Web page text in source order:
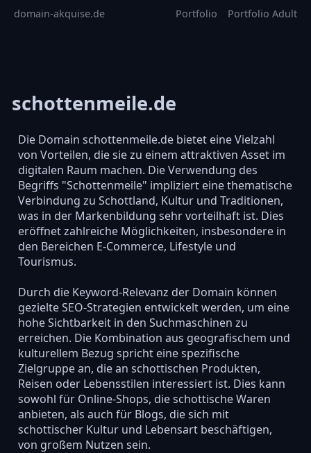
domain-akquise.de Portfolio Portfolio Adult
schottenmeile.de
Die Domain schottenmeile.de bietet eine Vielzahl
von Vorteilen, die sie zu einem attraktiven Asset im
digitalen Raum machen. Die Verwendung des
Begriffs "Schottenmeile" impliziert eine thematische
Verbindung zu Schottland, Kultur und Traditionen,
was in der Markenbildung sehr vorteilhaft ist. Dies
eröffnet zahlreiche Möglichkeiten, insbesondere in
den Bereichen E-Commerce, Lifestyle und
Tourismus.
Durch die Keyword-Relevanz der Domain können
gezielte SEO-Strategien entwickelt werden, um eine
hohe Sichtbarkeit in den Suchmaschinen zu
erreichen. Die Kombination aus geografischem und
kulturellem Bezug spricht eine spezifische
Zielgruppe an, die an schottischen Produkten,
Reisen oder Lebensstilen interessiert ist. Dies kann
sowohl für Online-Shops, die schottische Waren
anbieten, als auch für Blogs, die sich mit
schottischer Kultur und Lebensart beschäftigen,
von großem Nutzen sein.